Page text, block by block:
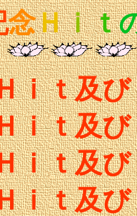
念Ｈｉｔ
ｉｔ及
ｉｔ及
ｉｔ及
ｉｔ及